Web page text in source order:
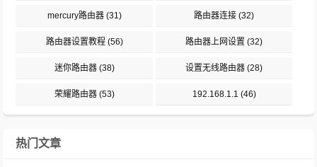
mercury路由器(31) 路由器连接 (32)
路由器设置教程(56) 路由器上网设置 (32)
迷你路由器(38) 设置无线路由器 (28)
荣耀路由器(53) 192.168.1.1 (46)
热门文章